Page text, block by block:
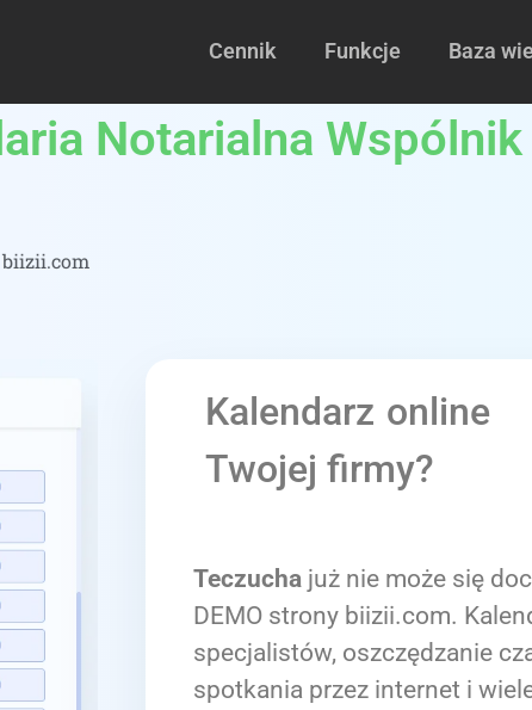
Cennik Funkcje Baza
Notarialna
Kalendarz online
Twojej firmy?
Teczucha już nie może się
DEMO strony biizii.com.
specjalistów, oszczędzanie
spotkania przez internet i